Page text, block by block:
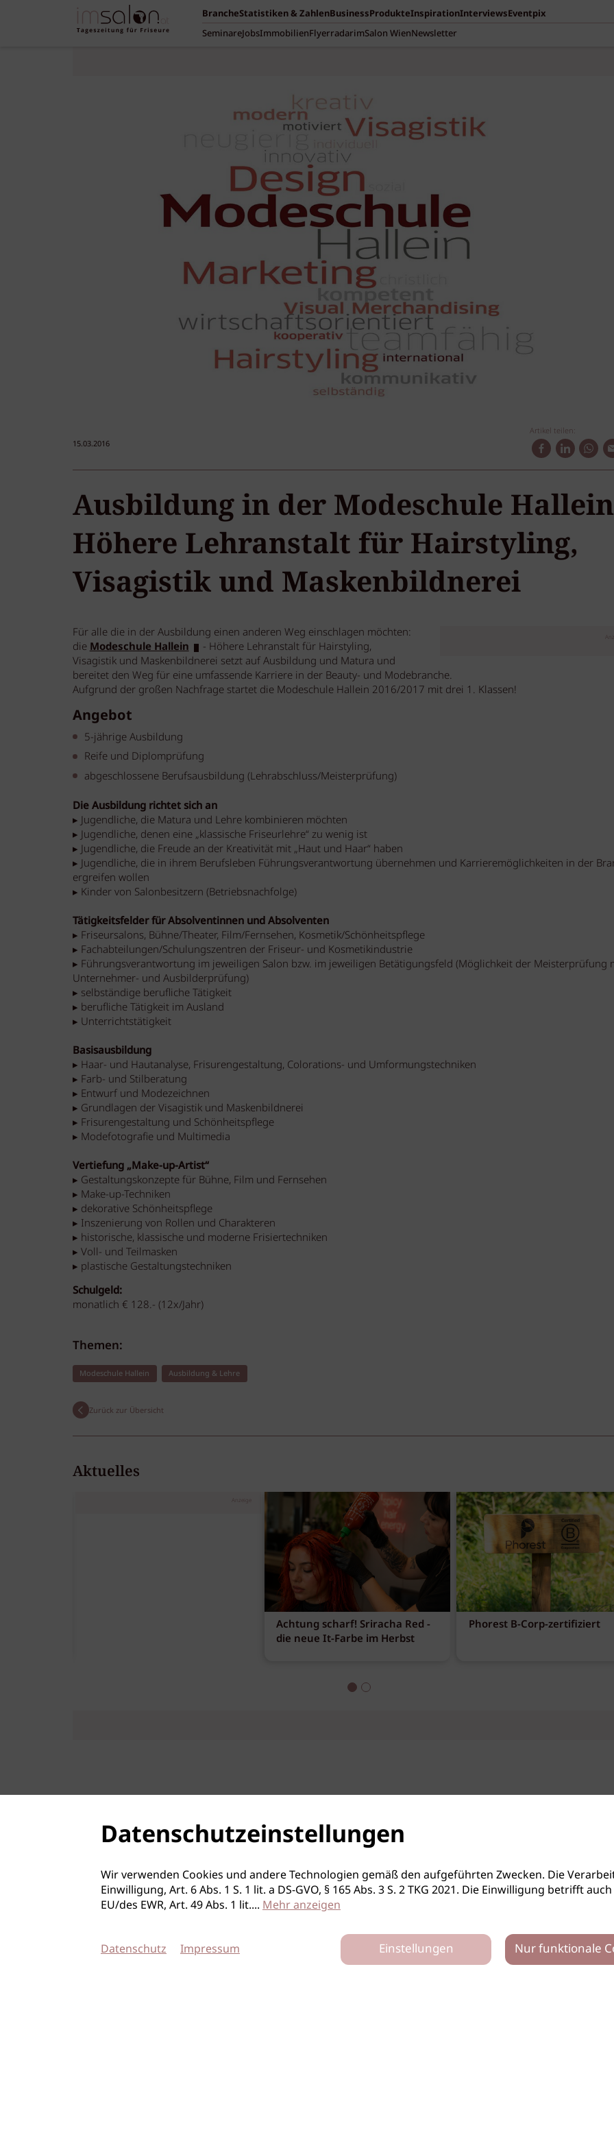
BrancheStatistiken & ZahlenBusinessProdukteInspirationInterviewsEventpix
SeminareJobsImmobilienFlyerradarimSalon WienNewsletter
15.03.2016
Artikel teilen:
Ausbildung in der Modeschule
Höhere Lehranstalt für Hairstyling,
Visagistik und Maskenbildnerei
Für alle die in der Ausbildung einen anderen Weg einschlagen möchten:
dieModeschule Hallein
- Höhere Lehranstalt für Hairstyling,
Visagistik und Maskenbildnerei setzt auf Ausbildung und Matura und
bereitet den Weg für eine umfassende Karriere in der Beauty- und Modebranche.
Aufgrund der großen Nachfrage startet die Modeschule Hallein 2016/2017 mit drei 1. Klassen!
Angebot
5-jährige Ausbildung
Reife und Diplomprüfung
abgeschlossene Berufsausbildung (Lehrabschluss/Meisterprüfung)
Die Ausbildung richtet sich an
▸ Jugendliche, die Matura und Lehre kombinieren möchten
▸ Jugendliche, denen eine „klassische Friseurlehre“ zu wenig ist
▸ Jugendliche, die Freude an der Kreativität mit „Haut und Haar“ haben
▸ Jugendliche, die in ihrem Berufsleben Führungsverantwortung übernehmen und Karrieremöglichkeiten in der
ergreifen wollen
▸ Kinder von Salonbesitzern (Betriebsnachfolge)
Tätigkeitsfelder für Absolventinnen und Absolventen
▸ Friseursalons, Bühne/Theater, Film/Fernsehen, Kosmetik/Schönheitspflege
▸ Fachabteilungen/Schulungszentren der Friseur- und Kosmetikindustrie
▸ Führungsverantwortung im jeweiligen Salon bzw. im jeweiligen Betätigungsfeld (Möglichkeit der Meisterprüfung
Unternehmer- und Ausbilderprüfung)
▸ selbständige berufliche Tätigkeit
▸ berufliche Tätigkeit im Ausland
▸ Unterrichtstätigkeit
Basisausbildung
▸ Haar- und Hautanalyse, Frisurengestaltung, Colorations- und Umformungstechniken
▸ Farb- und Stilberatung
▸ Entwurf und Modezeichnen
▸ Grundlagen der Visagistik und Maskenbildnerei
▸ Frisurengestaltung und Schönheitspflege
▸ Modefotografie und Multimedia
Vertiefung „Make-up-Artist“
▸ Gestaltungskonzepte für Bühne, Film und Fernsehen
▸ Make-up-Techniken
▸ dekorative Schönheitspflege
▸ Inszenierung von Rollen und Charakteren
▸ historische, klassische und moderne Frisiertechniken
▸ Voll- und Teilmasken
▸ plastische Gestaltungstechniken
Schulgeld:
monatlich € 128.- (12x/Jahr)
Themen:
Modeschule Hallein Ausbildung & Lehre
Zurück zur Übersicht
Aktuelles
Anzeige
Achtung scharf! Sriracha Red -
die neue It-Farbe im Herbst
Phorest B-Corp-zertifiziert
Datenschutzeinstellungen
Wir verwenden Cookies und andere Technologien gemäß den aufgeführten Zwecken. Die
Einwilligung, Art. 6 Abs. 1 S. 1 lit. a DS-GVO, § 165 Abs. 3 S. 2 TKG 2021. Die Einwilligung betrifft
EU/des EWR, Art. 49 Abs. 1 lit.... Mehr anzeigen
Datenschutz Impressum Einstellungen Nur funktionale